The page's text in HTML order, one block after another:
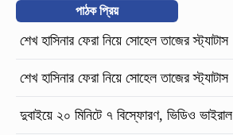
পাঠক প্রিয়
শেখ হাসিনার ফেরা নিয়ে সোহেল তাজের স্ট্যাটাস
শেখ হাসিনার ফেরা নিয়ে সোহেল তাজের স্ট্যাটাস
দুবাইয়ে ২০ মিনিটে ৭ বিস্ফোরণ, ভিডিও ভাইরাল